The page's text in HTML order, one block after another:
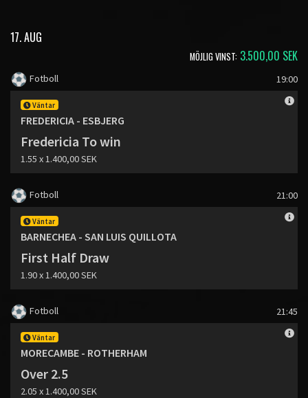
17. AUG
MÖJLIG VINST: 3.500,00 SEK
Fotboll 19:00
Väntar
FREDERICIA - ESBJERG
Fredericia To win
1.55 x 1.400,00 SEK
Fotboll 21:00
Väntar
BARNECHEA - SAN LUIS QUILLOTA
First Half Draw
1.90 x 1.400,00 SEK
Fotboll 21:45
Väntar
MORECAMBE - ROTHERHAM
Over 2.5
2.05 x 1.400,00 SEK